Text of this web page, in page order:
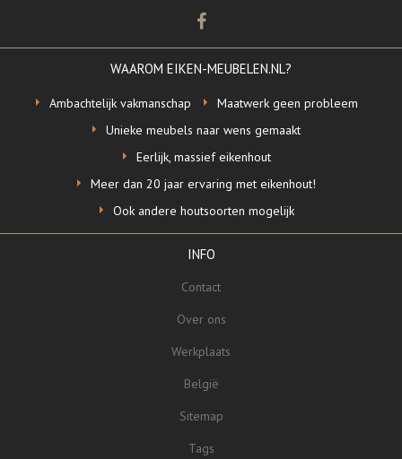
WAAROM EIKEN-MEUBELEN.NL?
Ambachtelijk vakmanschap
Maatwerk geen probleem
Unieke meubels naar wens gemaakt
Eerlijk, massief eikenhout
Meer dan 20 jaar ervaring met eikenhout!
Ook andere houtsoorten mogelijk
INFO
Contact
Over ons
Werkplaats
België
Sitemap
Tags